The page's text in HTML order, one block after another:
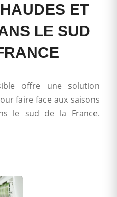
ET
LE SUD
offre une solution
faire face aux saisons
le sud de la France.